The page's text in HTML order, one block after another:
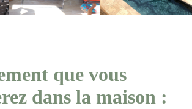
que vous
dans la maison :